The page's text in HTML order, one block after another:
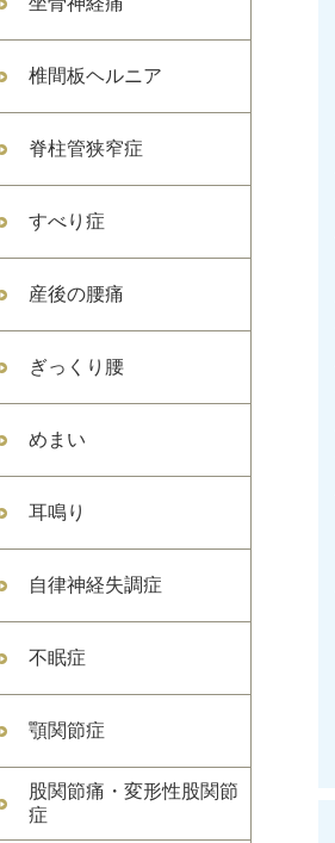
椎間板ヘルニア
脊柱管狭窄症
すべり症
産後の腰痛
ぎっくり腰
めまい
耳鳴り
自律神経失調症
不眠症
顎関節症
股関節痛・変形性股関節
症